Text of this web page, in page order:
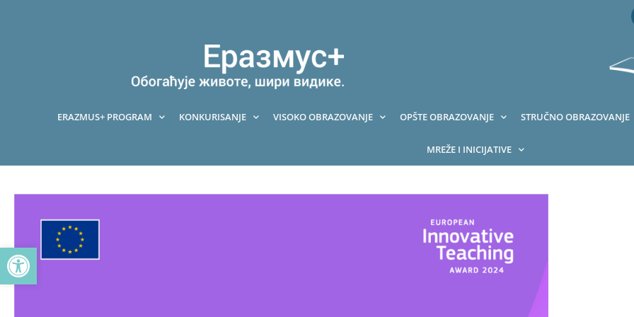
Open toolbar
ERAZMUS+ PROGRAM KONKURISANJE VISOKO OBRAZOVANJE OPŠTE OBRAZOVANJE STRUČNO OBRAZOVANJE
MREŽE I INICIJATIVE